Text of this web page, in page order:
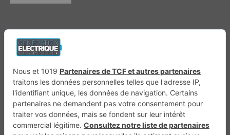
Enduro Mag Trail Adventure Trial Mag Sport-Bikes
Boutique CPPRESSE Maisons A Vivre
Retour en haut